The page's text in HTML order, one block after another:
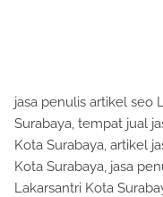
jasa penulis artikel seo
Surabaya, tempat jual
Kota Surabaya, artikel
Kota Surabaya, jasa
Lakarsantri Kota